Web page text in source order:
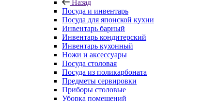
Назад
Посуда и инвентарь
Посуда для японской кухни
Инвентарь барный
Инвентарь кондитерский
Инвентарь кухонный
Ножи и аксессуары
Посуда столовая
Посуда из поликарбоната
Предметы сервировки
Приборы столовые
Уборка помещений